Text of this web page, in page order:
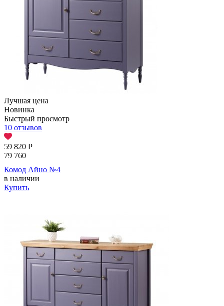
Лучшая цена
Новинка
Быстрый просмотр
10 отзывов
59 820 Р
79 760
Комод Айно №4
в наличии
Купить